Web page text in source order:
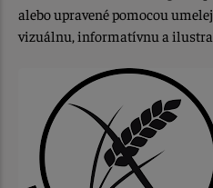
alebo upravené pomocou
vizuálnu, informatívnu a